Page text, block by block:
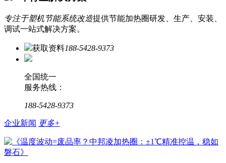
专注于塑机节能系统改造提供节能加热圈研发、生产、安装、
调试一站式解决方案。
获取资料188-5428-9373
全国统一
服务热线：
188-5428-9373
企业新闻 更多+